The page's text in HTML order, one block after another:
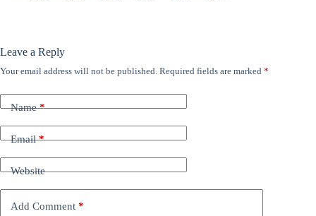
Leave a Reply
Your email address will not be published. Required fields are marked *
Name*
Email*
Website
Add Comment *